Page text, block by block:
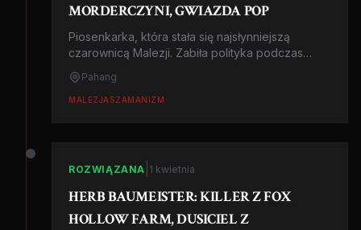
MORDERCZYNI, GWIAZDA POP
Piosenkarka, która stała się najsłynniejszą
czarownicą Malezji. Zabiła polityka podczas
rytuału, by 'obudzić deszcz pieniędzy'. Jej
uśmiech przeraża do dziś.
Pahang
MALEZJA SZAMANIZM
ROZWIĄZANA 1 kwietnia
HERB BAUMEISTER: KILLER Z FOX
HOLLOW FARM, DUSICIEL Z